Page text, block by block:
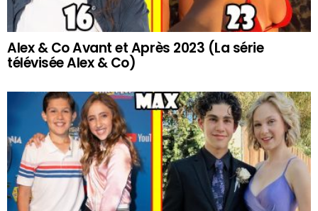
Alex & Co Avant et Après 2023 (La série
télévisée Alex & Co)